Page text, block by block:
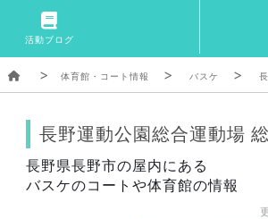
活動ブログ
体育館・コート情報 バスケ
長野運動公園総合運動場
長野県長野市の屋内にある
バスケのコートや体育館の情報